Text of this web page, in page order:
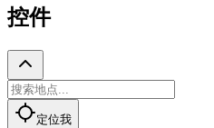
控件
定位我